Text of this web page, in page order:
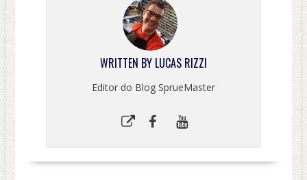
WRITTEN BY LUCAS RIZZI
Editor do Blog SprueMaster